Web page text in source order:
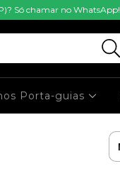
Só chamar no WhatsApp!
Porta-guias